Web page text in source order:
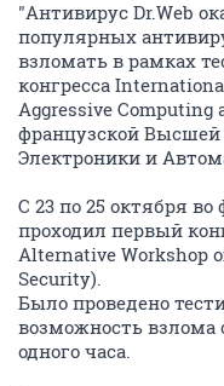
"Антивирус Dr.Web
популярных
взломать в рамках
конгресса
Aggressive Computing
французской
Электроники и
C 23 по 25 октября
проходил первый
Alternative Workshop
Security).
Было проведено
возможность
одного часа.